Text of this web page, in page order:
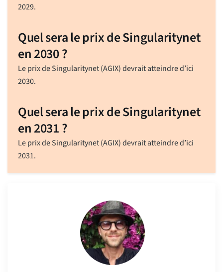
2029.
Quel sera le prix de Singularitynet
en 2030 ?
Le prix de Singularitynet (AGIX) devrait atteindre d’ici
2030.
Quel sera le prix de Singularitynet
en 2031 ?
Le prix de Singularitynet (AGIX) devrait atteindre d’ici
2031.